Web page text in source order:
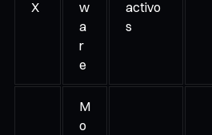
X
w
a
r
e
activo
s
M
o